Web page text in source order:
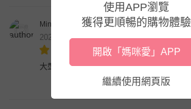
Mina Wu
2020年12月
大型繪圖本-藍色-50頁
使用APP瀏覽
獲得更順暢的購物體驗
開啟「媽咪愛」APP
繼續使用網頁版